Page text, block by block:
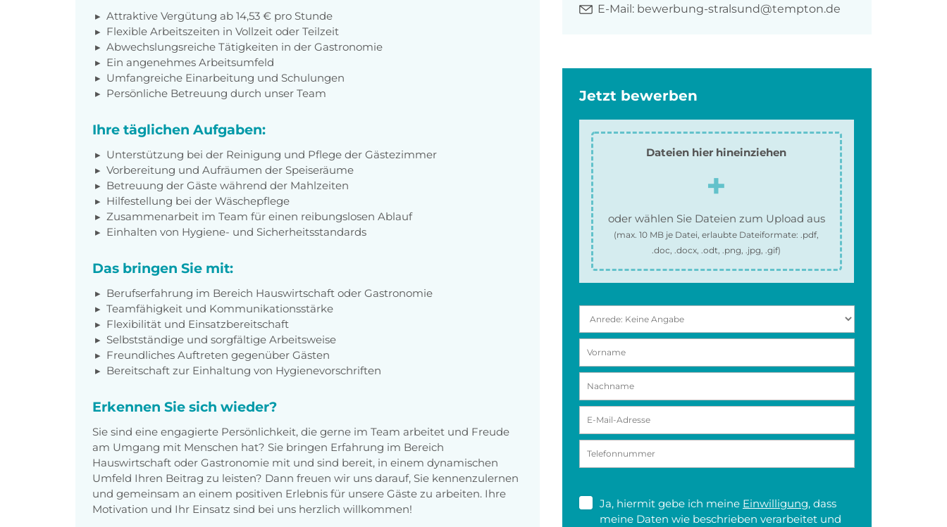
Attraktive Vergütung ab 14,53 € pro Stunde
Flexible Arbeitszeiten in Vollzeit oder Teilzeit
Abwechslungsreiche Tätigkeiten in der Gastronomie
Ein angenehmes Arbeitsumfeld
Umfangreiche Einarbeitung und Schulungen
Persönliche Betreuung durch unser Team
Ihre täglichen Aufgaben:
Unterstützung bei der Reinigung und Pflege der Gästezimmer
Vorbereitung und Aufräumen der Speiseräume
Betreuung der Gäste während der Mahlzeiten
Hilfestellung bei der Wäschepflege
Zusammenarbeit im Team für einen reibungslosen Ablauf
Einhalten von Hygiene- und Sicherheitsstandards
Das bringen Sie mit:
Berufserfahrung im Bereich Hauswirtschaft oder Gastronomie
Teamfähigkeit und Kommunikationsstärke
Flexibilität und Einsatzbereitschaft
Selbstständige und sorgfältige Arbeitsweise
Freundliches Auftreten gegenüber Gästen
Bereitschaft zur Einhaltung von Hygienevorschriften
Erkennen Sie sich wieder?
Sie sind eine engagierte Persönlichkeit, die gerne im Team arbeitet und Freude
am Umgang mit Menschen hat? Sie bringen Erfahrung im Bereich
Hauswirtschaft oder Gastronomie mit und sind bereit, in einem dynamischen
Umfeld Ihren Beitrag zu leisten? Dann freuen wir uns darauf, Sie kennenzulernen
und gemeinsam an einem positiven Erlebnis für unsere Gäste zu arbeiten. Ihre
Motivation und Ihr Einsatz sind bei uns herzlich willkommen!
E-Mail: bewerbung-stralsund@tempton.de
Jetzt bewerben
Dateien hier hineinziehen
oder wählen Sie Dateien zum Upload aus
(max.10 MB je Datei, erlaubte Dateiformate:.pdf,
.doc, .docx, .odt, .png, .jpg, .gif)
Ja, hiermit gebe ich meine Einwilligung, dass
meine Daten wie beschrieben verarbeitet und